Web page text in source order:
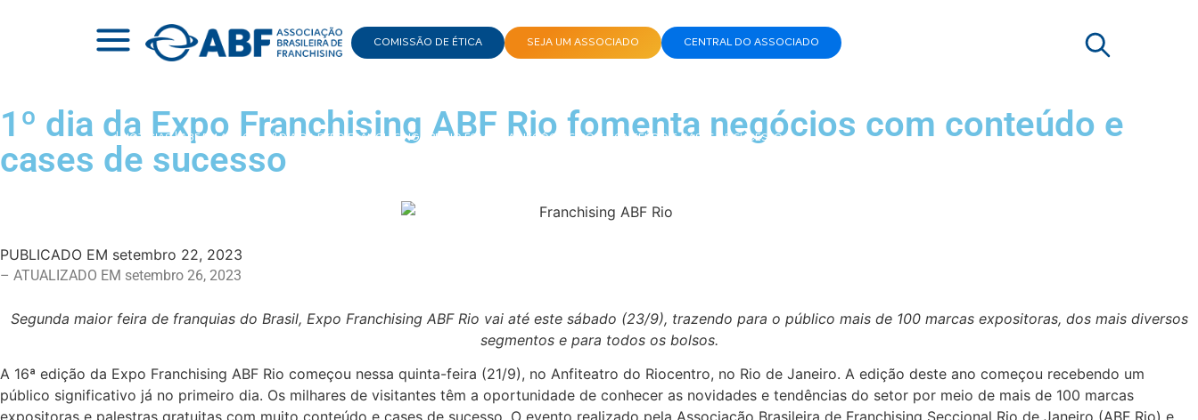
COMISSÃO DE ÉTICA SEJA UM ASSOCIADO CENTRAL DO ASSOCIADO
| NOTÍCIAS| ABF EM AÇÃO 1º DIA DA EXPO FRANCHISING ABF RIO FOMENTA NEGÓCIOS COM CONTEÚDO E CASES DE SUCESSO
1º dia da Expo Franchising ABF Rio fomenta negócios com conteúdo e
cases de sucesso
PUBLICADO EM setembro 22, 2023
– ATUALIZADO EM setembro 26, 2023
Segunda maior feira de franquias do Brasil, Expo Franchising ABF Rio vai até este sábado (23/9), trazendo para o público mais de 100 marcas expositoras, dos mais diversos
segmentos e para todos os bolsos.
A 16ª edição da Expo Franchising ABF Rio começou nessa quinta-feira (21/9), no Anfiteatro do Riocentro, no Rio de Janeiro. A edição deste ano começou recebendo um
público significativo já no primeiro dia. Os milhares de visitantes têm a oportunidade de conhecer as novidades e tendências do setor por meio de mais de 100 marcas